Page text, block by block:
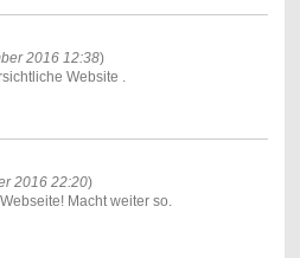
2016 12:38)
Website .
2016 22:20)
Macht weiter so.